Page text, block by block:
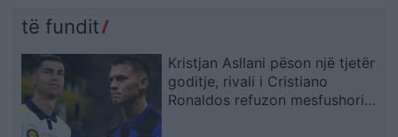
të fundit
Kristjan Asllani pëson një tjetër
goditje, rivali i Cristiano
Ronaldos refuzon mesfushorin